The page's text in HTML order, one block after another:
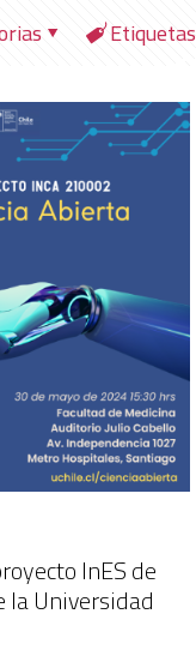
Etiquetas
InES de
la Universidad